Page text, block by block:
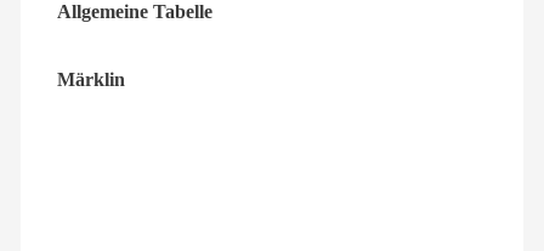
Allgemeine Tabelle
Märklin